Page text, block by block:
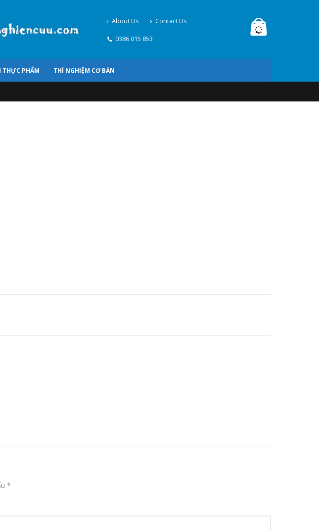
About Us Contact Us
0386 015 853
THỰC PHẨM THÍ NGHIỆM CƠ BẢN
*